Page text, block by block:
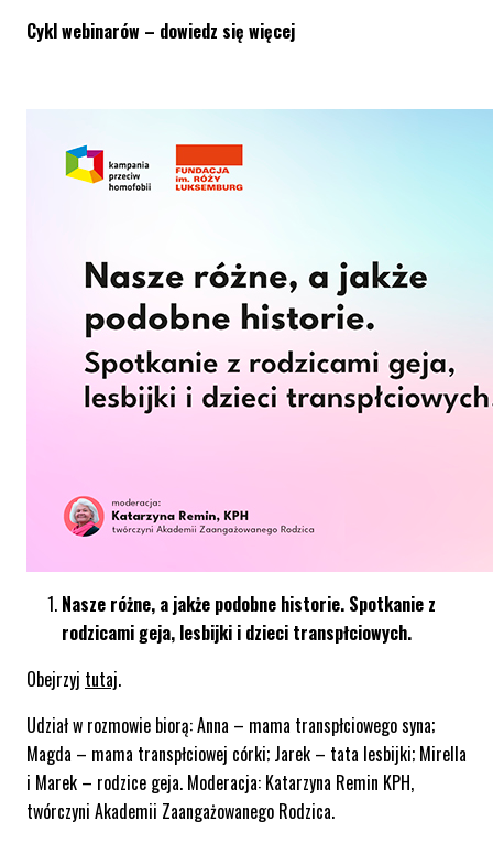
Cykl webinarów – dowiedz się więcej
Nasze różne, a jakże podobne historie. Spotkanie z
rodzicami geja, lesbijki i dzieci transpłciowych.
Obejrzyj tutaj.
Udział w rozmowie biorą: Anna – mama transpłciowego syna;
Magda – mama transpłciowej córki; Jarek – tata lesbijki; Mirella
i Marek – rodzice geja. Moderacja: Katarzyna Remin KPH,
twórczyni Akademii Zaangażowanego Rodzica.